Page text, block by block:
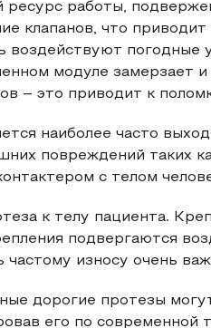
работы,
клапанов, что
воздействуют
модуле замерзает
– это приводит к
наиболее часто
повреждений таких
с телом
к телу пациента.
подвергаются
износу очень
дорогие протезы
его по современной